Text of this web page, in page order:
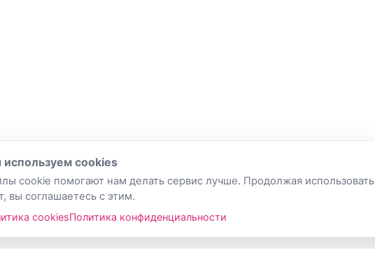
cookies
cookie помогают нам делать сервис лучше. Продолжая использовать
вы соглашаетесь с этим.
cookiesПолитика конфиденциальности